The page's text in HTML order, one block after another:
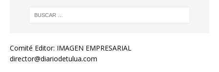
Comité Editor: IMAGEN EMPRESARIAL
director@diariodetulua.com